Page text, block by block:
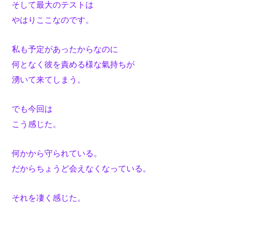
そして最大のテストは
やはりここなのです。
私も予定があったからなのに
何となく彼を責める様な氣持ちが
湧いて来てしまう。
でも今回は
こう感じた。
何かから守られている。
だからちょうど会えなくなっている。
それを凄く感じた。